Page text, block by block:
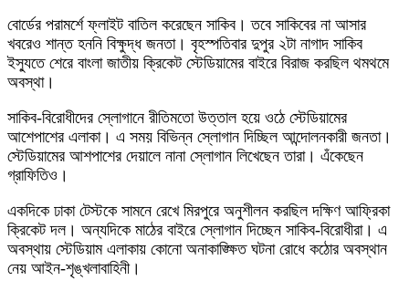
বোর্ডের পরামর্শে ফ্লাইট বাতিল করেছেন সাকিব। তবে সাকিবের না আসার
খবরেও শান্ত হননি বিক্ষুদ্ধ জনতা। বৃহস্পতিবার দুপুর ২টা নাগাদ সাকিব
ইস্যুতে শেরে বাংলা জাতীয় ক্রিকেট স্টেডিয়ামের বাইরে বিরাজ করছিল থমথমে
অবস্থা।
সাকিব-বিরোধীদের স্লোগানে রীতিমতো উত্তাল হয়ে ওঠে স্টেডিয়ামের
আশেপাশের এলাকা। এ সময় বিভিন্ন স্লোগান দিচ্ছিল আন্দোলনকারী জনতা।
স্টেডিয়ামের আশপাশের দেয়ালে নানা স্লোগান লিখেছেন তারা। এঁকেছেন
গ্রাফিতিও।
একদিকে ঢাকা টেস্টকে সামনে রেখে মিরপুরে অনুশীলন করছিল দক্ষিণ আফ্রিকা
ক্রিকেট দল। অন্যদিকে মাঠের বাইরে স্লোগান দিচ্ছেন সাকিব-বিরোধীরা। এ
অবস্থায় স্টেডিয়াম এলাকায় কোনো অনাকাঙ্ক্ষিত ঘটনা রোধে কঠোর অবস্থান
নেয় আইন-শৃঙ্খলাবাহিনী।